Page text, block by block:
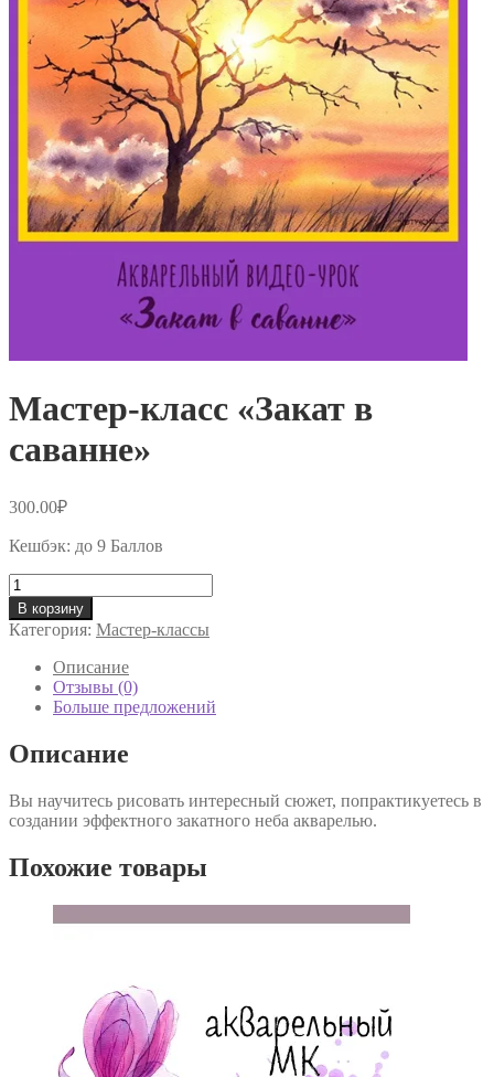
Мастер-класс «Закат в
саванне»
300.00₽
Кешбэк: до 9 Баллов
Количество
товара
Мастер-
класс
"Закат
саванне"
В корзину
Категория: Мастер-классы
Описание
Отзывы (0)
Больше предложений
Описание
Вы научитесь рисовать интересный сюжет, попрактикуетесь в
создании эффектного закатного неба акварелью.
Похожие товары